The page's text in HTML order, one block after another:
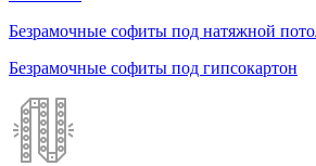
Безрамочные софиты под натяжной
Безрамочные софиты под гипсокартон